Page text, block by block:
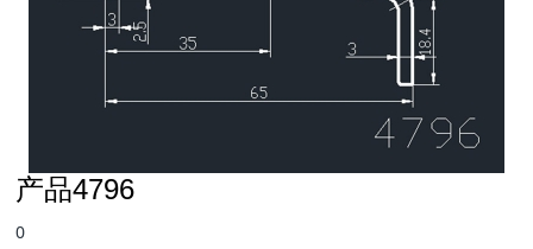
产品4796
0